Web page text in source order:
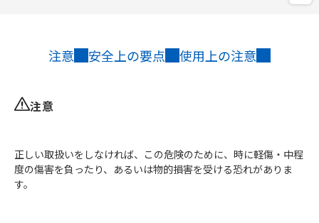
注意 安全上の要点 使用上の注意
注意
正しい取扱いをしなければ、この危険のために、時に軽傷・中程
度の傷害を負ったり、あるいは物的損害を受ける恐れがありま
す。